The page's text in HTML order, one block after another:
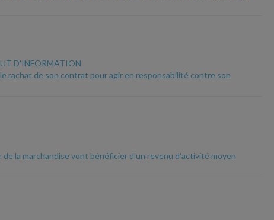
D'INFORMATION
rachat de son contrat pour agir en responsabilité contre son
la marchandise vont bénéficier d'un revenu d'activité moyen